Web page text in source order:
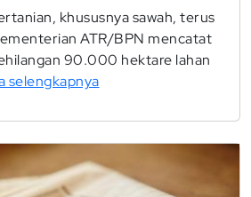
khususnya sawah, terus
ATR/BPN mencatat
90.000 hektare lahan
selengkapnya